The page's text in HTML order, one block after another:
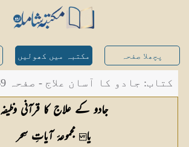
پچھلا صفحہ مکتبہ میں کھولیں
کتاب: جادو کا آسان علاج - صفحہ 69
جادو کے علاج کا قرآنی وظیفہ
یا مجموعۂ آیاتِ سِحر